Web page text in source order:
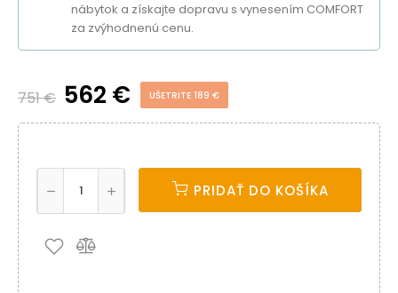
nábytok a získajte dopravu s vynesením COMFORT
za zvýhodnenú cenu.
751 € 562 € UŠETRITE 189 €
PRIDAŤ DO KOŠÍKA